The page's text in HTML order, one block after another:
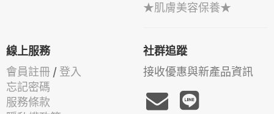
★肌膚美容保養★
線上服務
會員註冊 / 登入
忘記密碼
服務條款
社群追蹤
接收優惠與新產品資訊